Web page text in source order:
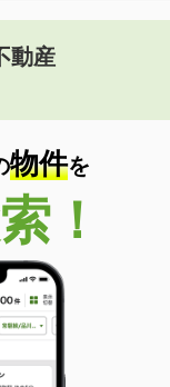
次郎丸５
百道浜１
動産
物件を
！